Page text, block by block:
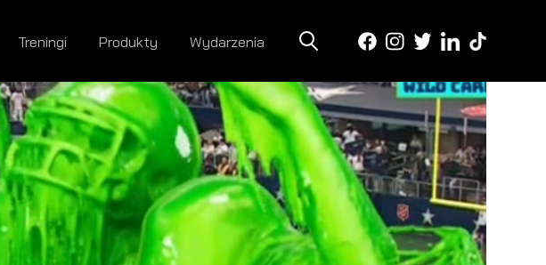
Treningi Produkty Wydarzenia